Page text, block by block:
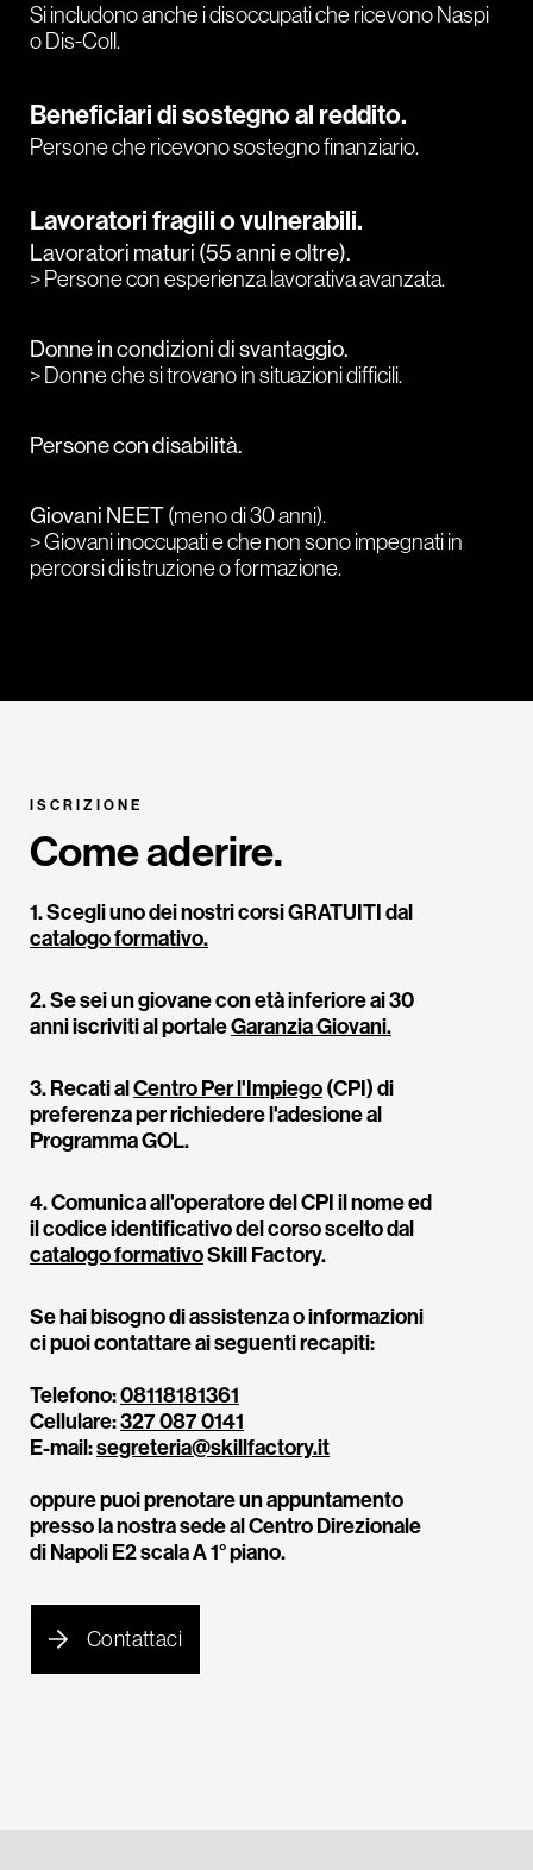
Si includono anche i disoccupati che ricevono Naspi
o Dis-Coll.
Beneficiari di sostegno al reddito.
Persone che ricevono sostegno finanziario.
Lavoratori fragili o vulnerabili.
Lavoratori maturi (55 anni e oltre).
> Persone con esperienza lavorativa avanzata.
Donne in condizioni di svantaggio.
> Donneche si trovano in situazioni difficili.
Persone con disabilità.
Giovani NEET(meno di 30 anni).
> Giovani inoccupati e che non sono impegnati in
percorsi di istruzione o formazione.
ISCRIZIONE
Come aderire.
1. Scegli uno dei nostri corsi GRATUITI dal
catalogo formativo.
2. Se sei un giovane con età inferiore ai 30
anni iscriviti al portaleGaranzia Giovani.
3. Recati alCentro Per l'Impiego(CPI) di
preferenza per richiedere l'adesione al
Programma GOL.
4. Comunica all'operatore del CPI il nome ed
il codice identificativo del corso scelto dal
catalogo formativoSkill Factory.
Se hai bisogno di assistenza o informazioni
ci puoi contattare ai seguenti recapiti:
Telefono:08118181361
Cellulare:327 087 0141
E-mail:segreteria@skillfactory.it
oppure puoi prenotare un appuntamento
presso la nostra sede al Centro Direzionale
di Napoli E2 scala A 1° piano.
Contattaci